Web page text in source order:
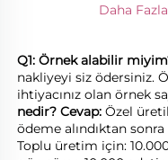
Daha
Q1: Örnek alabilir
nakliyeyi siz ödersiniz.
ihtiyacınız olan örnek
nedir? Cevap: Özel
ödeme alındıktan
Toplu üretim için: